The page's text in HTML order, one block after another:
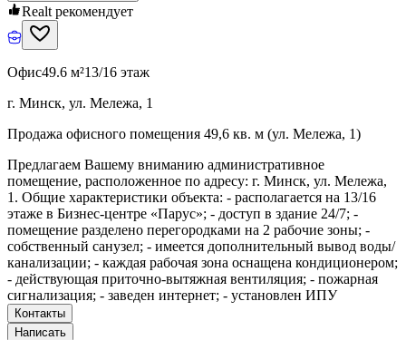
Realt рекомендует
Офис49.6 м²13/16 этаж
г. Минск, ул. Мележа, 1
Продажа офисного помещения 49,6 кв. м (ул. Мележа, 1)
Предлагаем Вашему вниманию административное
помещение, расположенное по адресу: г. Минск, ул. Мележа,
1. Общие характеристики объекта: - располагается на 13/16
этаже в Бизнес-центре «Парус»; - доступ в здание 24/7; -
помещение разделено перегородками на 2 рабочие зоны; -
собственный санузел; - имеется дополнительный вывод воды/
канализации; - каждая рабочая зона оснащена кондиционером;
- действующая приточно-вытяжная вентиляция; - пожарная
сигнализация; - заведен интернет; - установлен ИПУ
Контакты
Написать